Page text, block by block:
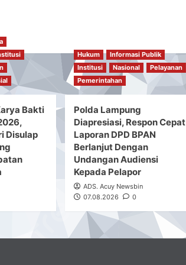
Bakti
Disulap
Hukum
Informasi Publik
Institusi
Nasional
Pelayanan
Pemerintahan
Polda Lampung
Diapresiasi, Respon Cepat
Laporan DPD BPAN
Berlanjut Dengan
Undangan Audiensi
Kepada Pelapor
ADS. Acuy Newsbin
07.08.2026
0